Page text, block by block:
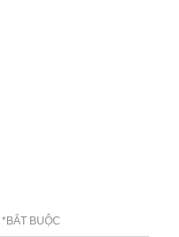
*BẮT BUỘC